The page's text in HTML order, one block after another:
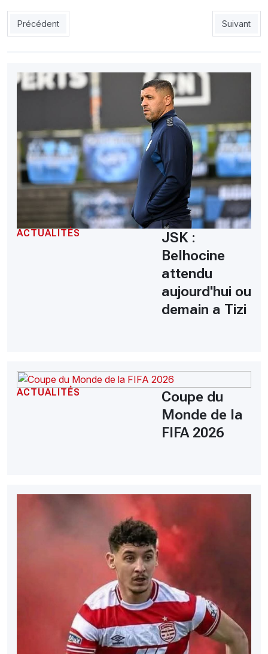
Article précédent : EN : Les Verts rejoindront Sion le jour du
Précédent Article
Suivant
ACTUALITÉS
JSK :
Belhocine
attendu
aujourd'hui ou
demain a Tizi
ACTUALITÉS
Coupe du
Monde de la
FIFA 2026